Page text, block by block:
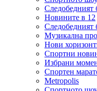
Следобедният
Новините в 12
Следобедният
Музикална
Нови
Спортни
Избрани
Спортен
Metropolis